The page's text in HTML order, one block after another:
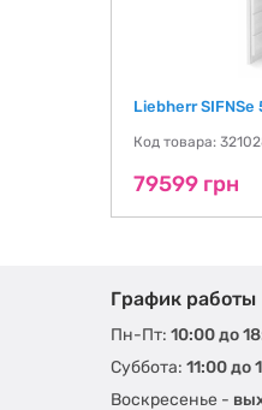
Liebherr SIFNSe
Код товара:
79599 грн
График работы
Пн-Пт: 10:00 до
Суббота: 11:00 до
Воскресенье -